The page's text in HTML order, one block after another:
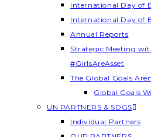
International Day of
International Day of
Annual Reports
Strategic Meeting
#GirlsAreAsset
The Global Goals
Global Goals
UN PARTNERS & SDGS
Individual Partners